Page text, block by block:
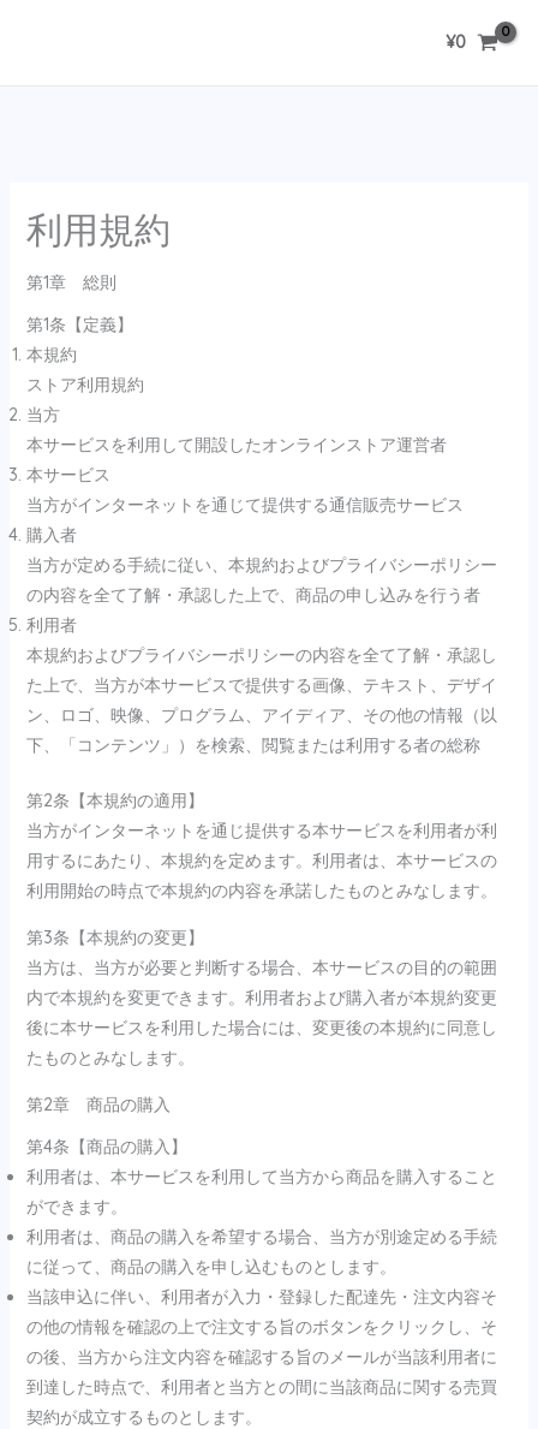
¥0
利用規約
第1章 総則
第1条【定義】
本規約
ストア利用規約
当方
本サービスを利用して開設したオンラインストア運営者
本サービス
当方がインターネットを通じて提供する通信販売サービス
購入者
当方が定める手続に従い、本規約およびプライバシーポリシー
の内容を全て了解・承認した上で、商品の申し込みを行う者
利用者
本規約およびプライバシーポリシーの内容を全て了解・承認し
た上で、当方が本サービスで提供する画像、テキスト、デザイ
ン、ロゴ、映像、プログラム、アイディア、その他の情報（以
下、「コンテンツ」）を検索、閲覧または利用する者の総称
第2条【本規約の適用】
当方がインターネットを通じ提供する本サービスを利用者が利
用するにあたり、本規約を定めます。利用者は、本サービスの
利用開始の時点で本規約の内容を承諾したものとみなします。
第3条【本規約の変更】
当方は、当方が必要と判断する場合、本サービスの目的の範囲
内で本規約を変更できます。利用者および購入者が本規約変更
後に本サービスを利用した場合には、変更後の本規約に同意し
たものとみなします。
第2章 商品の購入
第4条【商品の購入】
利用者は、本サービスを利用して当方から商品を購入すること
ができます。
利用者は、商品の購入を希望する場合、当方が別途定める手続
に従って、商品の購入を申し込むものとします。
当該申込に伴い、利用者が入力・登録した配達先・注文内容そ
の他の情報を確認の上で注文する旨のボタンをクリックし、そ
の後、当方から注文内容を確認する旨のメールが当該利用者に
到達した時点で、利用者と当方との間に当該商品に関する売買
契約が成立するものとします。